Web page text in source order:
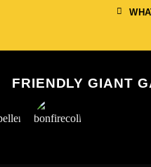
FRIENDLY GIANT